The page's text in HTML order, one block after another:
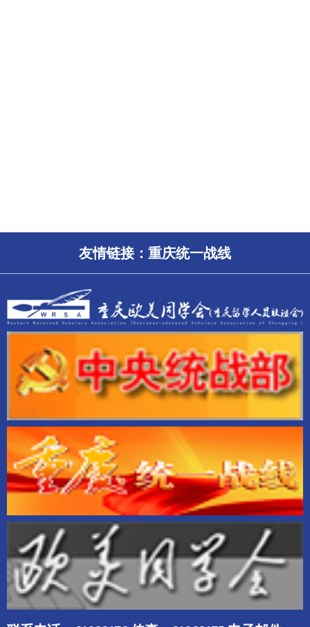
友情链接： 重庆统一战线